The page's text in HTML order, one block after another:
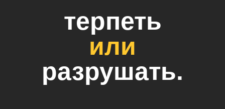
терпеть
или
разрушать.